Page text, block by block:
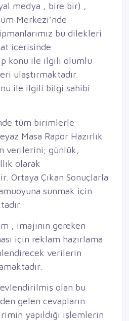
medya , bire bir) ,
Merkezi’nde
bu dilekleri
içerisinde
konu ile ilgili olumlu
ulaştırmaktadır.
ile ilgili bilgi sahibi
tüm birimlerle
Masa Rapor Hazırlık
verilerini; günlük,
olarak
Ortaya Çıkan Sonuçlarla
sunmak için
, imajının gereken
için reklam hazırlama
verilerin
olan bu
gelen cevapların
yapıldığı işlemlerin